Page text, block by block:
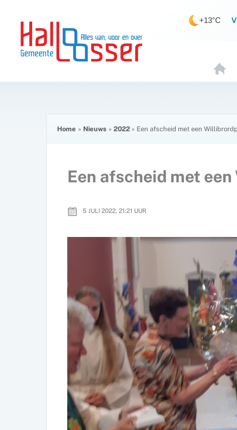
inhoud
inhoud
+13°C
O
M
Home Nieuws 2022 Een afscheid met een
Een afscheid met
5 JULI 2022, 21:21 UUR